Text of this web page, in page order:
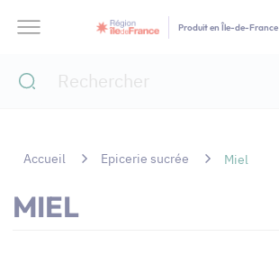
Produit en Île-de-France
Accueil Epicerie sucrée Miel
MIEL